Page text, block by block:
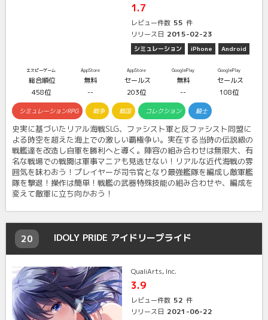
1.7
レビュー件数 55 件
リリース日 2015-02-23
シミュレーション iPhone Android
エスピーゲーム
総合順位
458位
AppStore
無料
--
AppStore
セールス
203位
GooglePlay
無料
--
GooglePlay
セールス
108位
シミュレーションRPG 戦争 戦国 コレクション 騎士
史実に基づいたリアル海戦SLG、ファシスト軍と反ファシスト同盟に
よる時空を超えた海上での激しい覇権争い。実在する当時の伝説級の
戦艦達を改造し自軍を勝利へと導く。陣容の組み合わせは無限大、有
名な戦場での戦闘は軍事マニアも見逃せない！リアルな近代海戦の雰
囲気を味わおう！プレイヤーが司令官となり最強艦隊を編成し敵軍艦
隊を撃退！操作は簡単！戦艦の武器特殊技能の組み合わせや、編成を
変えて敵軍に立ち向かおう！
20 IDOLY PRIDE アイドリープライド
QualiArts, Inc.
3.9
レビュー件数 52 件
リリース日 2021-06-22